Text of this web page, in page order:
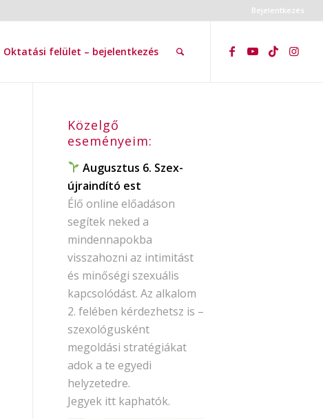
Bejelentkezés
Oktatási felület – bejelentkezés
Közelgő
eseményeim:
Augusztus 6. Szex-
újraindító est
Élő online előadáson
segítek neked a
mindennapokba
visszahozni az intimitást
és minőségi szexuális
kapcsolódást. Az alkalom
2. felében kérdezhetsz is –
szexológusként
megoldási stratégiákat
adok a te egyedi
helyzetedre.
Jegyek itt kaphatók.